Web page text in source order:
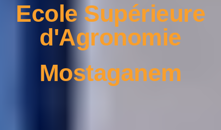
Ecole Supérieure
d'Agronomie
Mostaganem